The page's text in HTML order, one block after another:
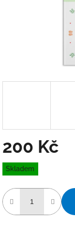
200 Kč
Měrná
cena:
Skladem